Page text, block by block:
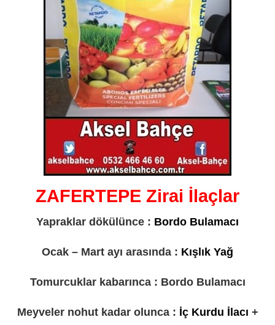
ZAFERTEPE Zirai İlaçlar
Yapraklar dökülünce : Bordo Bulamacı
Ocak – Mart ayı arasında : Kışlık Yağ
Tomurcuklar kabarınca : Bordo Bulamacı
Meyveler nohut kadar olunca : İç Kurdu İlacı +